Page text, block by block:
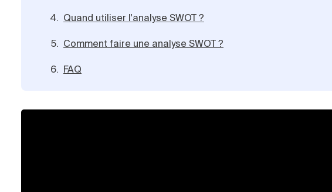
Quand utiliser l'analyse SWOT ?
Comment faire une analyse SWOT ?
FAQ